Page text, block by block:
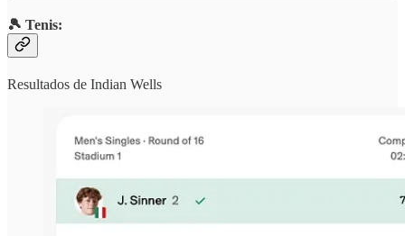
🎾 Tenis:
Resultados de Indian Wells